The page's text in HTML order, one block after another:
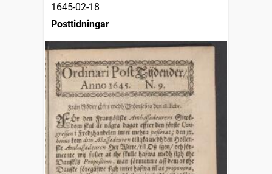
1645-02-18
Posttidningar